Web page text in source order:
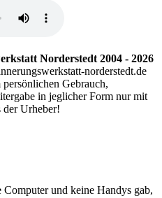
Norderstedt 2004 - 2026
norderstedt.de
Gebrauch,
in jeglicher Form nur mit
der Urheber!
und keine Handys gab,